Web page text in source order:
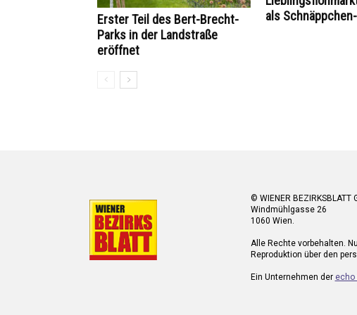
Erster Teil des Bert-Brecht-
Parks in der Landstraße
eröffnet
als
© WIENER BEZIRKSBLATT
Windmühlgasse 26
1060 Wien.
Alle Rechte vorbehalten.
Reproduktion über den
Ein Unternehmen der echo